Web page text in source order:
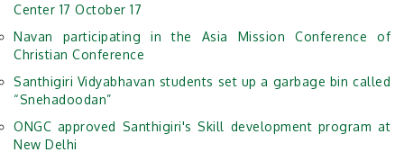
Center 17 October 17
Navan participating in the Asia Mission Conference of
Christian Conference
Santhigiri Vidyabhavan students set up a garbage bin called
“Snehadoodan”
ONGC approved Santhigiri's Skill development program at
New Delhi